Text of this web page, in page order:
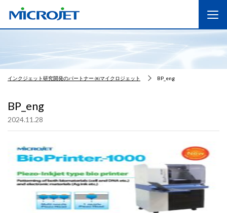
インクジェット研究開発のパートナー ㈱マイクロジェット BP_eng
BP_eng
2024.11.28